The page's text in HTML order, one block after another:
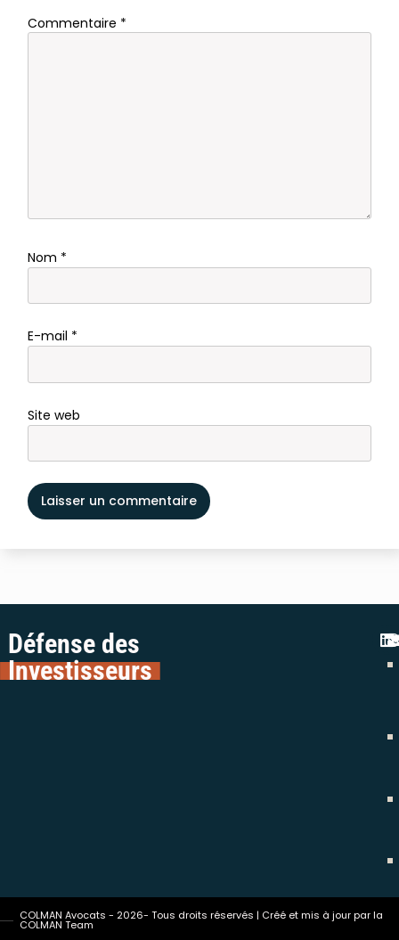
Commentaire *
Nom *
E-mail *
Site web
Défense des
Investisseurs
COLMAN Avocats - 2026- Tous droits réservés | Créé et mis à jour par la
COLMAN Team